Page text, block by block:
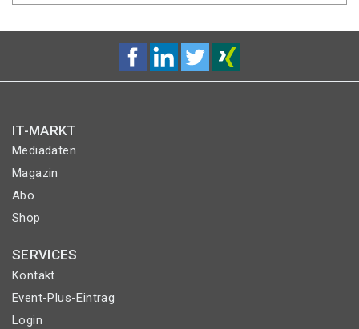
IT-MARKT
Mediadaten
Magazin
Abo
Shop
SERVICES
Kontakt
Event-Plus-Eintrag
Login